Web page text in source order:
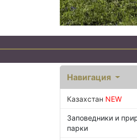
Навигация
Казахстан NEW
Заповедники и
парки